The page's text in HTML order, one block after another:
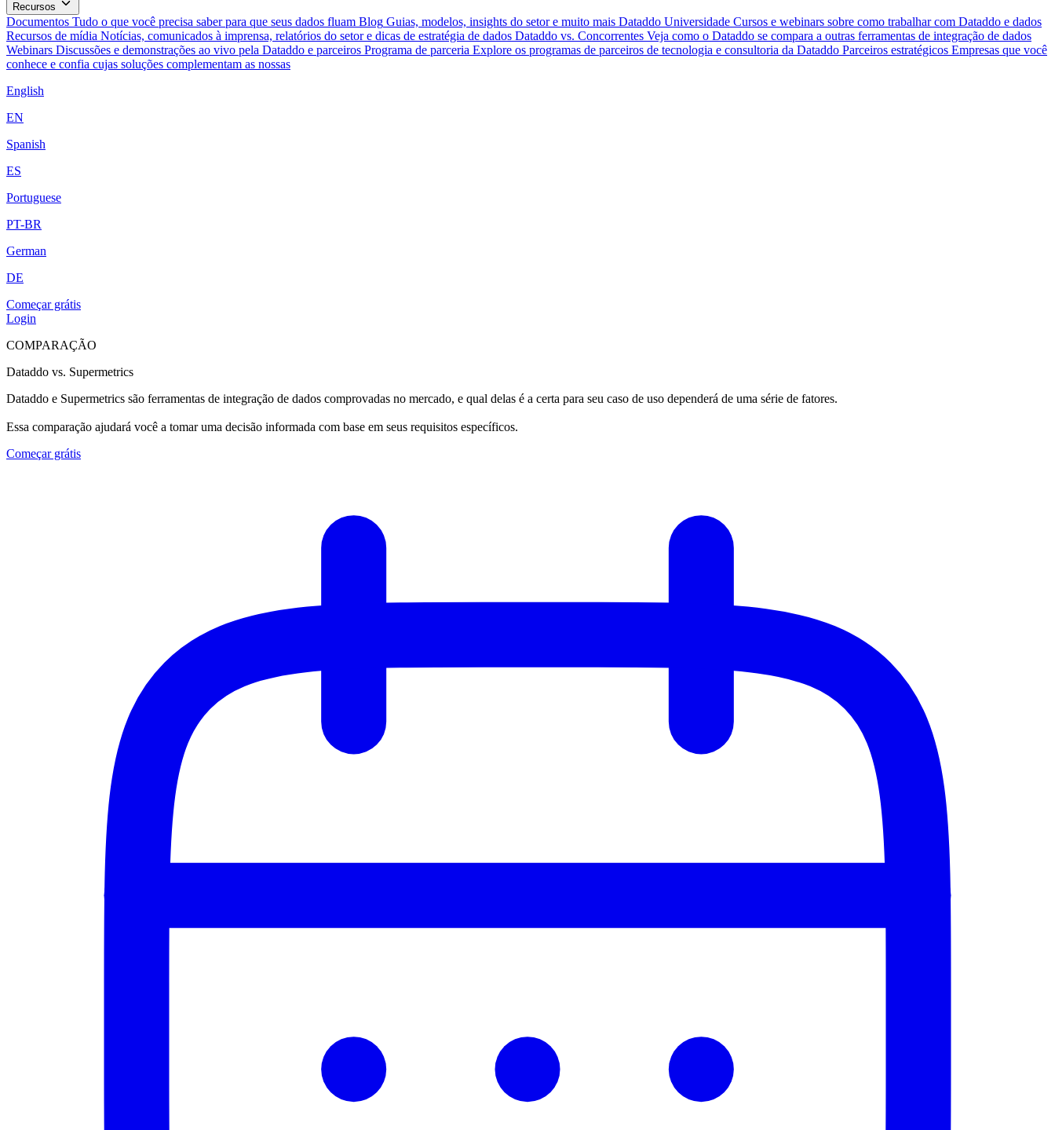
Recursos
Documentos Tudo o que você precisa saber para que seus dados fluam Blog Guias, modelos, insights do setor e muito mais Dataddo Universidade Cursos e webinars sobre como trabalhar com Dataddo e dados
Recursos de mídia Notícias, comunicados à imprensa, relatórios do setor e dicas de estratégia de dados Dataddo vs. Concorrentes Veja como o Dataddo se compara a outras ferramentas de integração de dados
Webinars Discussões e demonstrações ao vivo pela Dataddo e parceiros Programa de parceria Explore os programas de parceiros de tecnologia e consultoria da Dataddo Parceiros estratégicos Empresas que você
conhece e confia cujas soluções complementam as nossas
English
EN
Spanish
ES
Portuguese
PT-BR
German
DE
Começar grátis
Login
COMPARAÇÃO
Dataddo vs. Supermetrics
Dataddo e Supermetrics são ferramentas de integração de dados comprovadas no mercado, e qual delas é a certa para seu caso de uso dependerá de uma série de fatores.
Essa comparação ajudará você a tomar uma decisão informada com base em seus requisitos específicos.
Começar grátis